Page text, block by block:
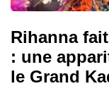
Rihanna
: une
le Grand